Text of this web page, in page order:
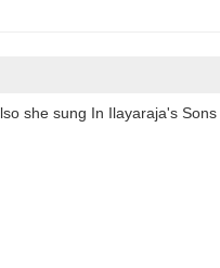
she sung In Ilayaraja's Sons